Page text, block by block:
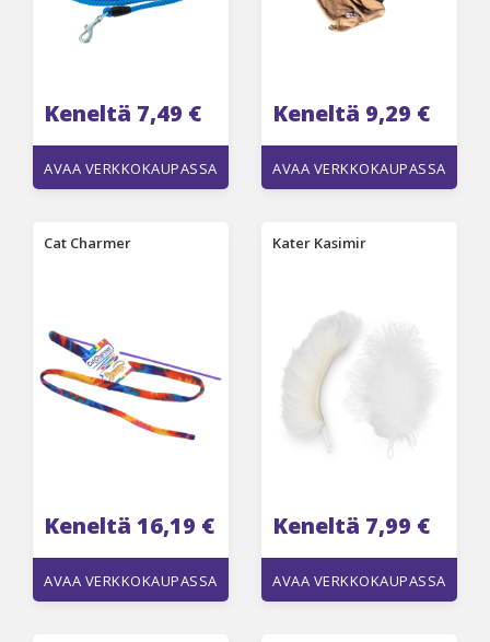
Keneltä 7,49 €
AVAA VERKKOKAUPASSA
Keneltä 9,29 €
AVAA VERKKOKAUPASSA
Cat Charmer
Keneltä 16,19 €
AVAA VERKKOKAUPASSA
Kater Kasimir
Keneltä 7,99 €
AVAA VERKKOKAUPASSA